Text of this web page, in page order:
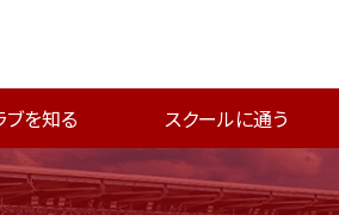
ブを知る スクールに通う